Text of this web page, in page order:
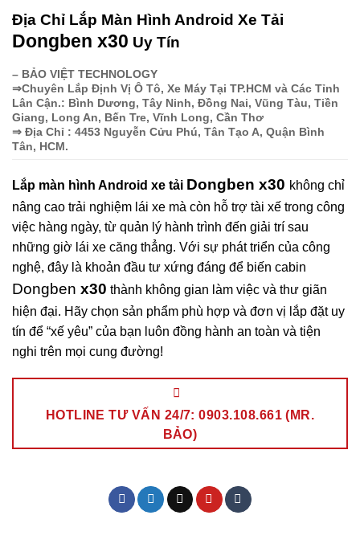
Địa Chỉ Lắp Màn Hình Android Xe Tải
Dongben x30 Uy Tín
– BẢO VIỆT TECHNOLOGY
⇒Chuyên Lắp Định Vị Ô Tô, Xe Máy Tại TP.HCM và Các Tỉnh
Lân Cận.: Bình Dương, Tây Ninh, Đồng Nai, Vũng Tàu, Tiền
Giang, Long An, Bến Tre, Vĩnh Long, Cần Thơ
⇒ Địa Chỉ : 4453 Nguyễn Cửu Phú, Tân Tạo A, Quận Bình
Tân, HCM.
Lắp màn hình Android xe tải Dongben x30 không chỉ
nâng cao trải nghiệm lái xe mà còn hỗ trợ tài xế trong công
việc hàng ngày, từ quản lý hành trình đến giải trí sau
những giờ lái xe căng thẳng. Với sự phát triển của công
nghệ, đây là khoản đầu tư xứng đáng để biến cabin
Dongben x30 thành không gian làm việc và thư giãn
hiện đại. Hãy chọn sản phẩm phù hợp và đơn vị lắp đặt uy
tín để “xế yêu” của bạn luôn đồng hành an toàn và tiện
nghi trên mọi cung đường!
HOTLINE TƯ VẤN 24/7: 0903.108.661 (MR.
BẢO)